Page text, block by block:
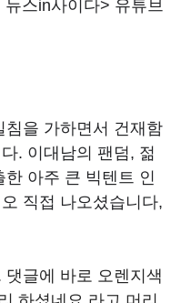
스in사이다> 유튜브
을 가하면서 건재함
. 이대남의 팬덤, 젊
아주 큰 빅텐트 인
직접 나오셨습니다,
글에 바로 오렌지색